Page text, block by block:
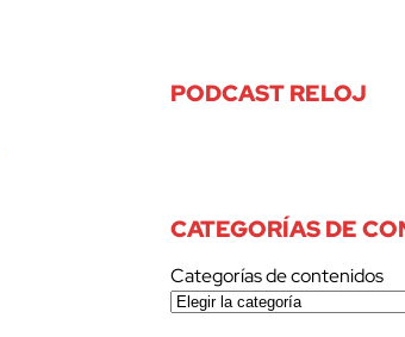
PODCAST RELOJ
CATEGORÍAS DE
Categorías de contenidos